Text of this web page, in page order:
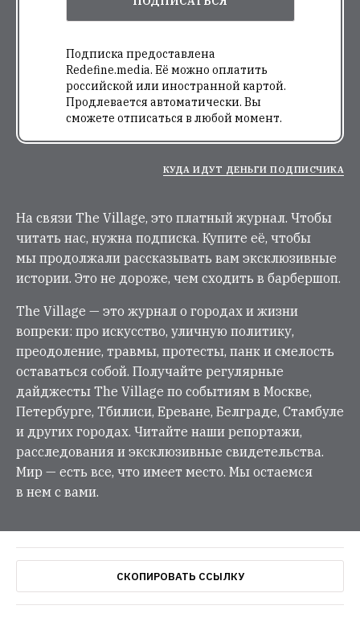
Подписка предоставлена
Redefine.media. Её можно оплатить
российской или иностранной картой.
Продлевается автоматически. Вы
сможете отписаться в любой момент.
КУДА ИДУТ ДЕНЬГИ ПОДПИСЧИКА
На связи The Village, это платный журнал. Чтобы
читать нас, нужна подписка. Купите её, чтобы
мы продолжали рассказывать вам эксклюзивные
истории. Это не дороже, чем сходить в барбершоп.
The Village — это журнал о городах и жизни
вопреки: про искусство, уличную политику,
преодоление, травмы, протесты, панк и смелость
оставаться собой. Получайте регулярные
дайджесты The Village по событиям в Москве,
Петербурге, Тбилиси, Ереване, Белграде, Стамбуле
и других городах. Читайте наши репортажи,
расследования и эксклюзивные свидетельства.
Мир — есть все, что имеет место. Мы остаемся
в нем с вами.
СКОПИРОВАТЬ ССЫЛКУ